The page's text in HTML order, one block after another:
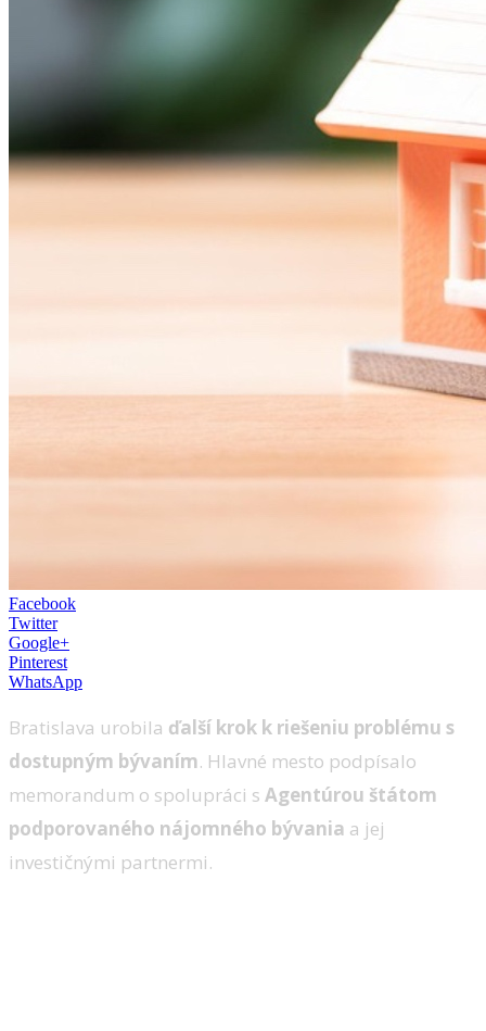
Facebook
Twitter
Google+
Pinterest
WhatsApp
Bratislava urobila ďalší krok k riešeniu problému s
dostupným bývaním. Hlavné mesto podpísalo
memorandum o spolupráci s Agentúrou štátom
podporovaného nájomného bývania a jej
investičnými partnermi.